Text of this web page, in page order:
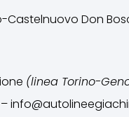
Castelnuovo Don
(linea Torino-
–